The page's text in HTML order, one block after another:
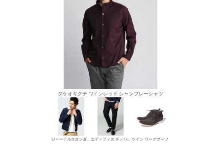
タケオキクチ ワインレッド シャンブレーシャツ
ジャーナルスタンダード ボアブルゾン・ジャケット エディフィス チノパン・綿パン ツイン ワークブーツ